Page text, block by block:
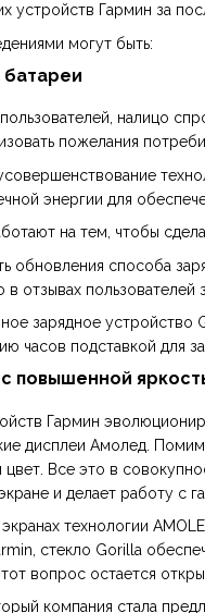
устройств Гармин за
могут быть:
налицо
пожелания
энергии для
на тем, чтобы
обновления способа
в отзывах
зарядное
часов подставкой для
повышенной
Гармин
дисплеи Амолед.
Все это в
и делает работу с
технологии
стекло Gorilla
вопрос остается
компания стала